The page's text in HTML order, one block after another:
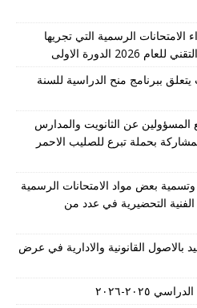
اجراء الامتحانات الرسمية التي تجريها
الدورة الاولى
ببرنامج منح الدراسية للسنة
م/2026 الى جميع المسؤولين عن الثانويت والمدارس
بحملة تبرع للصليب الاحمر
معدلات وتسمية بعض مواد الامتحانات الرسمية
الفنية التحضيرية في عدد من
م/2026 حول التقيد بالاصول القانونية والادارية في عرض
٢٠٢٥-٢٠٢٦